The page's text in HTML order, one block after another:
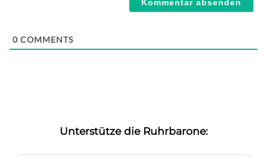
0 COMMENTS
Unterstütze die Ruhrbarone: